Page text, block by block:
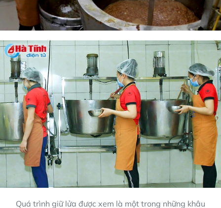
Quá trình giữ lửa được xem là một trong những khâu